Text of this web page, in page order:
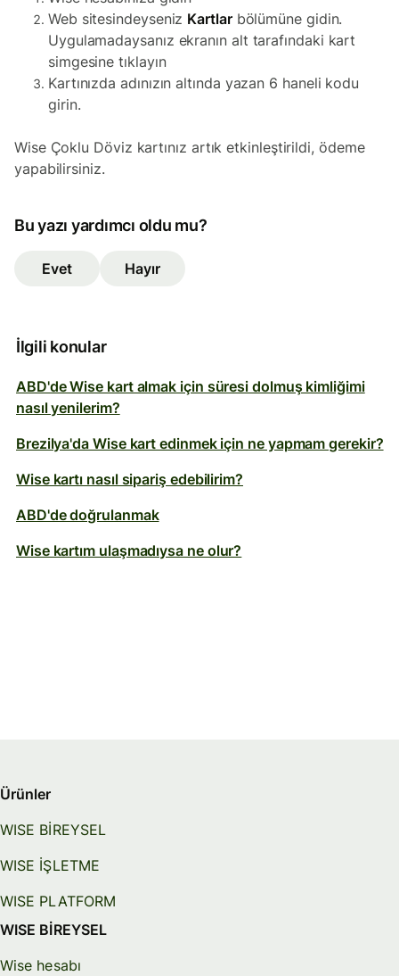
Web sitesindeyseniz Kartlarbölümüne gidin.
Uygulamadaysanız ekranın alt tarafındaki kart
simgesine tıklayın
Kartınızda adınızın altında yazan 6 haneli kodu
girin.
Wise Çoklu Döviz kartınız artık etkinleştirildi, ödeme
yapabilirsiniz.
Bu yazı yardımcı oldu mu?
Evet Hayır
İlgili konular
ABD'de Wise kart almak için süresi dolmuş kimliğimi
nasıl yenilerim?
Brezilya'da Wise kart edinmek için ne yapmam gerekir?
Wise kartı nasıl sipariş edebilirim?
ABD'de doğrulanmak
Wise kartım ulaşmadıysa ne olur?
Ürünler
WISE BİREYSEL
WISE İŞLETME
WISE PLATFORM
WISE BİREYSEL
Wise hesabı